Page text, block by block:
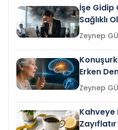
İşe Gidip
Sağlıklı
Gelir mi?
Erken
mi?
Kahveye
Zayıflatır